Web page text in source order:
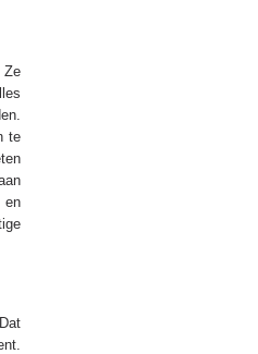
Ze
te
en